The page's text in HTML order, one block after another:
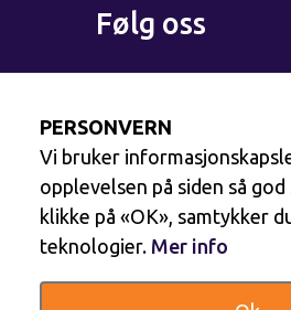
Følg oss
LinkedIn
YouTube
PERSONVERN
Vi bruker
opplevelsen på siden så god
klikke på «OK», samtykker
teknologier. Mer info